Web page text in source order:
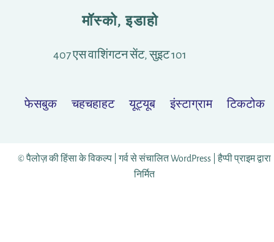
मॉस्को, इडाहो
407 एस वाशिंगटन सेंट, सुइट 101
फेसबुक चहचहाहट यूट्यूब इंस्टाग्राम टिकटोक
© पैलोज़ की हिंसा के विकल्प |गर्व से संचालित WordPress |हैप्पी प्राइमद्वारा
निर्मित